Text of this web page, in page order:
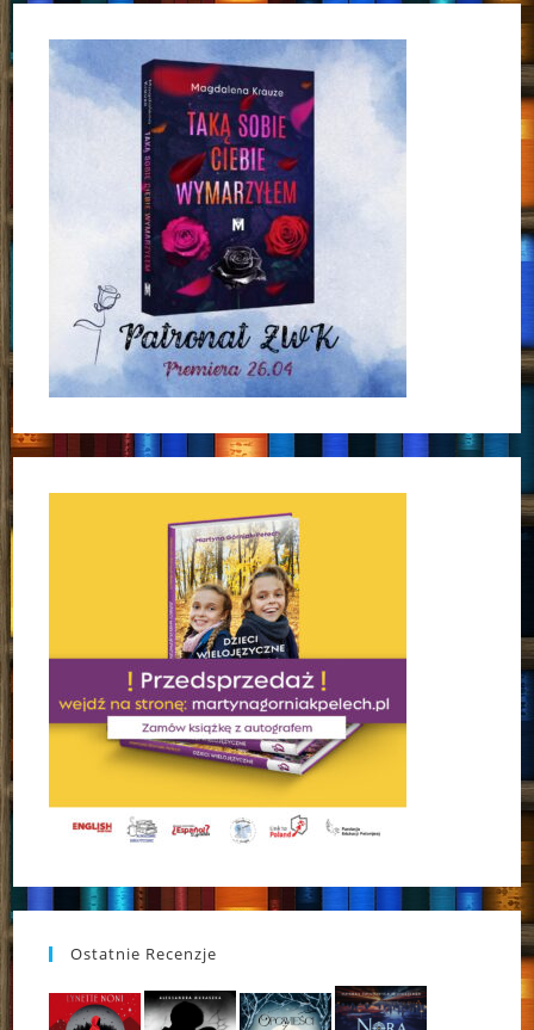
Ostatnie Recenzje